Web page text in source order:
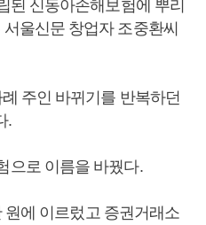
된 신동아손해보험에 뿌리
울신문 창업자 조중환씨
주인 바뀌기를 반복하던
.
으로 이름을 바꿨다.
원에 이르렀고 증권거래소